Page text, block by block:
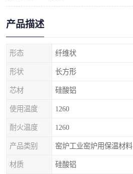
产品描述
形态 纤维状
形状 长方形
芯材 硅酸铝
使用温度 1260
耐火温度 1260
产品类别 窑炉工业窑炉用保温材料
材质 硅酸铝